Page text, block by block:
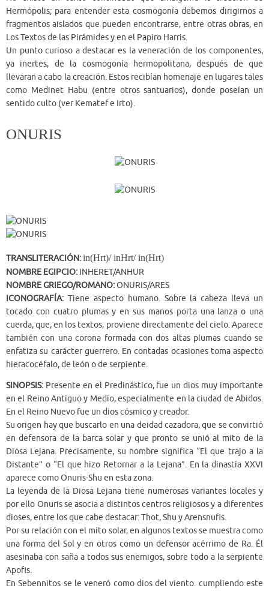
Hermópolis; para entender esta cosmogonía debemos dirigirnos a
fragmentos aislados que pueden encontrarse, entre otras obras, en
Los Textos de las Pirámides y en el Papiro Harris.
Un punto curioso a destacar es la veneración de los componentes,
ya inertes, de la cosmogonía hermopolitana, después de que
llevaran a cabo la creación. Estos recibían homenaje en lugares tales
como Medinet Habu (entre otros santuarios), donde poseían un
sentido culto (ver Kematef e Irto).
ONURIS
TRANSLITERACIÓN:in(Hrt)/ inHrt/ in(Hrt)
NOMBRE EGIPCIO: INHERET/ANHUR
NOMBRE GRIEGO/ROMANO:ONURIS/ARES
ICONOGRAFÍA: Tiene aspecto humano. Sobre la cabeza lleva un
tocado con cuatro plumas y en sus manos porta una lanza o una
cuerda, que, en los textos, proviene directamente del cielo. Aparece
también con una corona formada con dos altas plumas cuando se
enfatiza su carácter guerrero. En contadas ocasiones toma aspecto
hieracocéfalo, de león o de serpiente.
SINOPSIS: Presente en el Predinástico, fue un dios muy importante
en el Reino Antiguo y Medio, especialmente en la ciudad de Abidos.
En el Reino Nuevo fue un dios cósmico y creador.
Su origen hay que buscarlo en una deidad cazadora, que se convirtió
en defensora de la barca solar y que pronto se unió al mito de la
Diosa Lejana. Precisamente, su nombre significa “El que trajo a la
Distante” o “El que hizo Retornar a la Lejana”. En la dinastía XXVI
aparece como Onuris-Shu en esta zona.
La leyenda de la Diosa Lejana tiene numerosas variantes locales y
por ello Onuris se asocia a distintos centros religiosos y a diferentes
dioses, entre los que cabe destacar: Thot, Shu y Arensnufis.
Por su relación con el mito solar, en algunos textos se muestra como
una forma del Sol y en otros como un defensor acérrimo de Ra. Él
asesinaba con saña a todos sus enemigos, sobre todo a la serpiente
Apofis.
En Sebennitos se le veneró como dios del viento. cumpliendo este